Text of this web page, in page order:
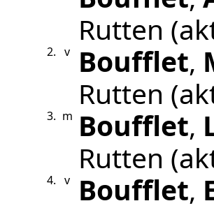
Rutten
2. v Boufflet,
Rutten
3. m Boufflet,
Rutten
4. v Boufflet,